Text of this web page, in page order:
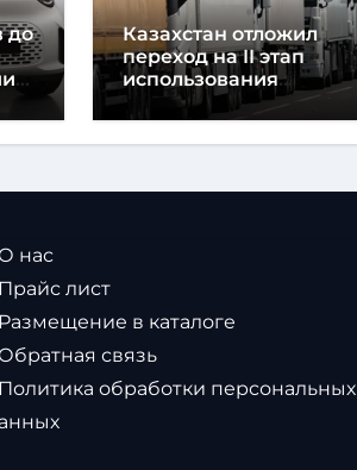
до
Казахстан отложил
переход на II этап
использования
навигационных пломб
из-за дефицита
устройств
нас
лист
в каталоге
связь
обработки персональных